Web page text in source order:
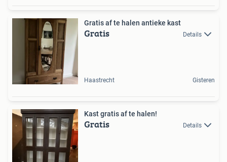
Gratis af te halen antieke kast
Gratis Details
Haastrecht Gisteren
Kast gratis af te halen!
Gratis Details